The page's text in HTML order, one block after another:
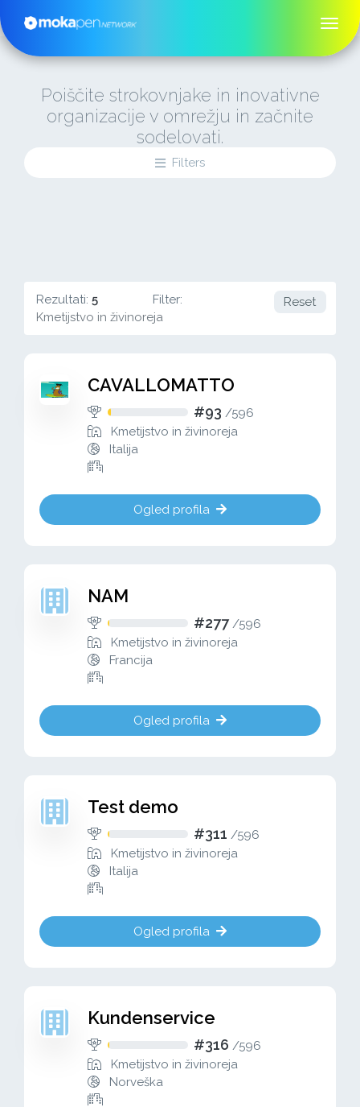
Poiščite strokovnjake in inovativne
organizacije v omrežju in začnite
sodelovati.
Filters
Rezultati: 5
Filter:
Kmetijstvo in živinoreja
Reset
CAVALLOMATTO
#93 /596
Kmetijstvo in živinoreja
Italija
Ogled profila
NAM
#277 /596
Kmetijstvo in živinoreja
Francija
Ogled profila
Test demo
#311 /596
Kmetijstvo in živinoreja
Italija
Ogled profila
Kundenservice
#316 /596
Kmetijstvo in živinoreja
Norveška